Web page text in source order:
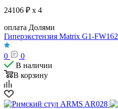
24106 ₽ x 4
оплата Долями
Гиперэкстензия Matrix G1-FW162
0
0
В наличии
В корзину